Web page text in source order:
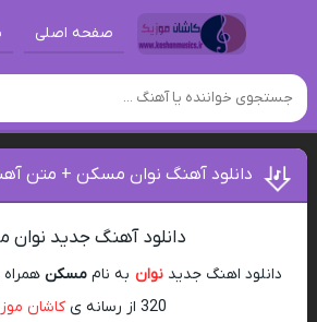
صفحه اصلی
دانلود آهنگ نوان مسکن + متن
دانلود آهنگ جدید
دانلود اهنگ جدیدنوان به ناممسکن
320 از رسانه ی
کاشان